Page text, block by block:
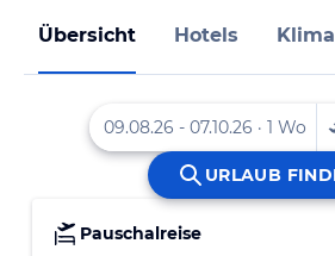
Übersicht Hotels Klima
Pauschalreise